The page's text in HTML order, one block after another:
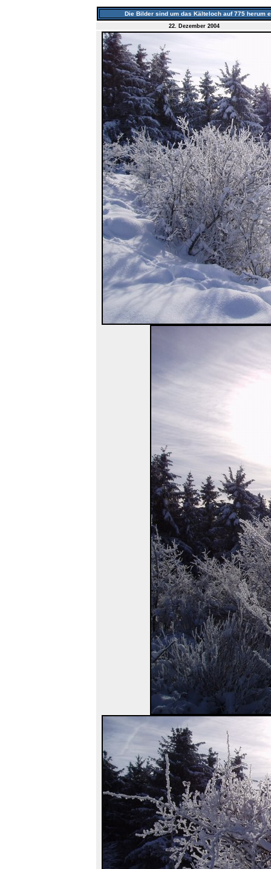
Die Bilder sind um das Kälteloch auf 775 herum
22. Dezember 2004